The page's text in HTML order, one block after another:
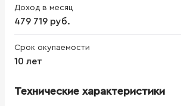
Доход в месяц
479 719 руб.
Срок окупаемости
10 лет
Технические характеристики